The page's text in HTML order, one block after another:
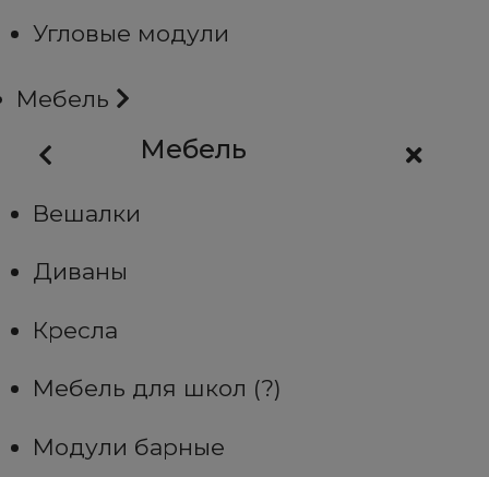
Угловые модули
Мебель
Мебель
Вешалки
Диваны
Кресла
Мебель для школ (?)
Модули барные